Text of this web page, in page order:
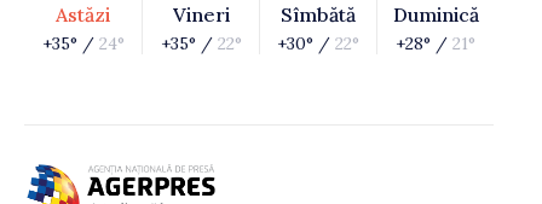
Astăzi
+35° / 24°
Vineri
+35° / 22°
Sîmbătă
+30° / 22°
Duminică
+28° / 21°